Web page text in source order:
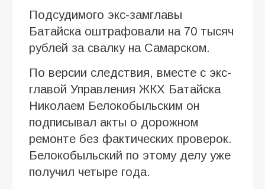
Подсудимого экс-замглавы
Батайска оштрафовали на 70 тысяч
рублей за свалку на Самарском.
По версии следствия, вместе с экс-
главой Управления ЖКХ Батайска
Николаем Белокобыльским он
подписывал акты о дорожном
ремонте без фактических проверок.
Белокобыльский по этому делу уже
получил четыре года.